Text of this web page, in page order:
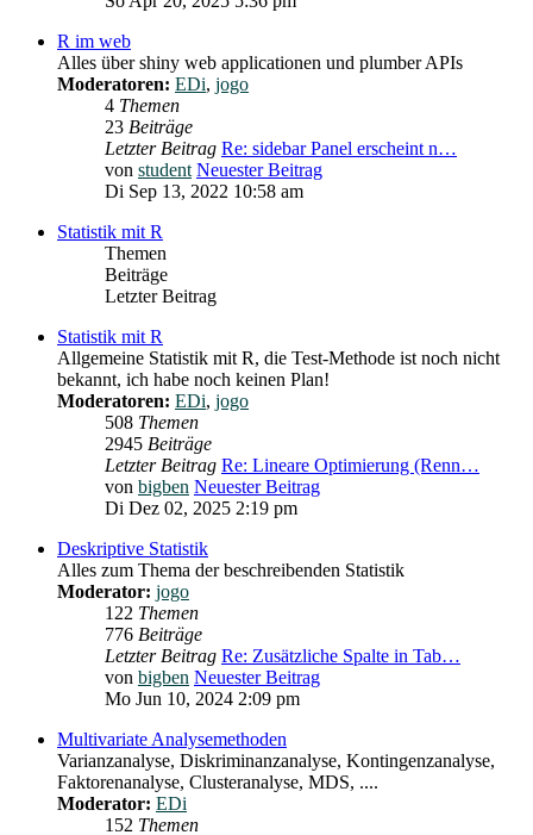
R im web
Alles über shiny web applicationen und plumber APIs
Moderatoren: EDi, jogo
4 Themen
23 Beiträge
Letzter Beitrag Re: sidebar Panel erscheint n…
von student Neuester Beitrag
Di Sep 13, 2022 10:58 am
Statistik mit R
Themen
Beiträge
Letzter Beitrag
Statistik mit R
Allgemeine Statistik mit R, die Test-Methode ist noch nicht
bekannt, ich habe noch keinen Plan!
Moderatoren: EDi, jogo
508 Themen
2945 Beiträge
Letzter Beitrag Re: Lineare Optimierung (Renn…
von bigben Neuester Beitrag
Di Dez 02, 2025 2:19 pm
Deskriptive Statistik
Alles zum Thema der beschreibenden Statistik
Moderator: jogo
122 Themen
776 Beiträge
Letzter Beitrag Re: Zusätzliche Spalte in Tab…
von bigben Neuester Beitrag
Mo Jun 10, 2024 2:09 pm
Multivariate Analysemethoden
Varianzanalyse, Diskriminanzanalyse, Kontingenzanalyse,
Faktorenanalyse, Clusteranalyse, MDS, ....
Moderator: EDi
152 Themen